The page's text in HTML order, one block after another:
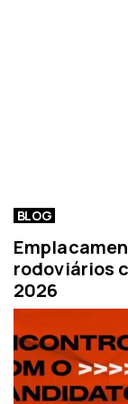
BLOG
rodoviários
2026